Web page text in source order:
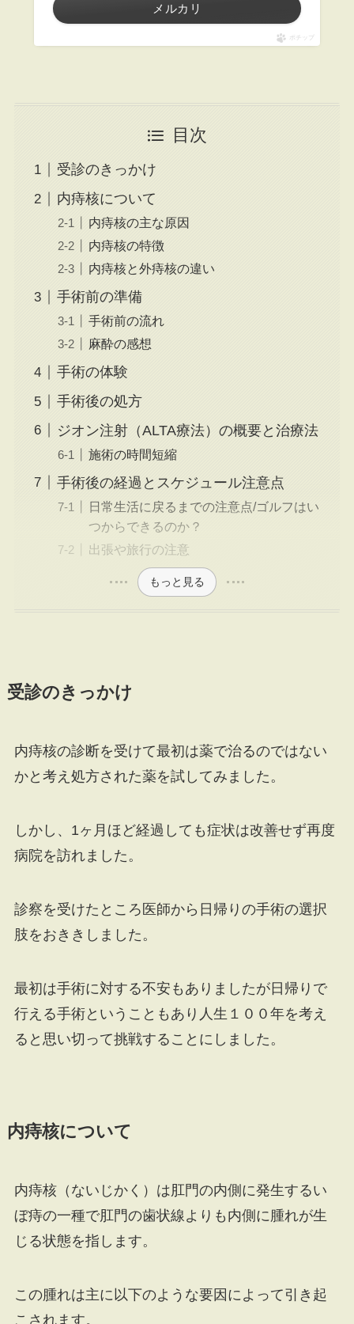
メルカリ
ポチップ
目次
受診のきっかけ
内痔核について
内痔核の主な原因
内痔核の特徴
内痔核と外痔核の違い
手術前の準備
手術前の流れ
麻酔の感想
手術の体験
手術後の処方
ジオン注射（ALTA療法）の概要と治療法
施術の時間短縮
手術後の経過とスケジュール注意点
日常生活に戻るまでの注意点/ゴルフはい
つからできるのか？
出張や旅行の注意
もっと見る
受診のきっかけ
内痔核の診断を受けて最初は薬で治るのではない
かと考え処方された薬を試してみました。
しかし、1ヶ月ほど経過しても症状は改善せず再度
病院を訪れました。
診察を受けたところ医師から日帰りの手術の選択
肢をおききしました。
最初は手術に対する不安もありましたが日帰りで
行える手術ということもあり人生１００年を考え
ると思い切って挑戦することにしました。
内痔核について
内痔核（ないじかく）は肛門の内側に発生するい
ぼ痔の一種で肛門の歯状線よりも内側に腫れが生
じる状態を指します。
この腫れは主に以下のような要因によって引き起
こされます。